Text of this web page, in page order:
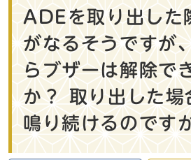
ADEを取り出した
がなるそうですが
らブザーは解除で
か？ 取り出した場
鳴り続けるのです